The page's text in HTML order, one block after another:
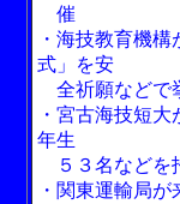
催
・海技教育機
式」を安
全祈願などで
・宮古海技短
年生
５３名などを
・関東運輸局